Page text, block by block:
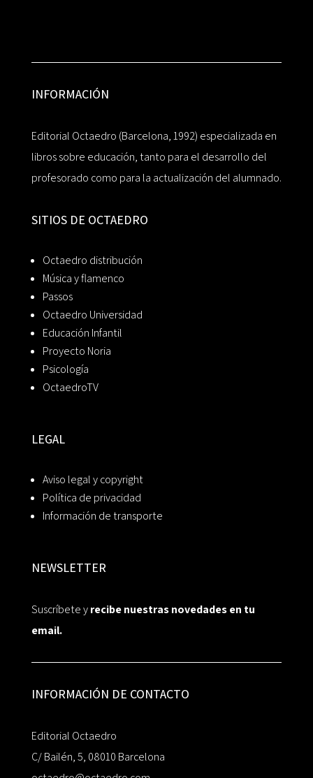
INFORMACIÓN
Editorial Octaedro (Barcelona, 1992) especializada en
libros sobre educación, tanto para el desarrollo del
profesorado como para la actualización del alumnado.
SITIOS DE OCTAEDRO
Octaedro distribución
Música y flamenco
Passos
Octaedro Universidad
Educación Infantil
Proyecto Noria
Psicología
OctaedroTV
LEGAL
Aviso legal y copyright
Política de privacidad
Información de transporte
NEWSLETTER
Suscríbete yrecibe nuestras novedades en tu
email.
INFORMACIÓN DE CONTACTO
Editorial Octaedro
C/ Bailén, 5, 08010 Barcelona